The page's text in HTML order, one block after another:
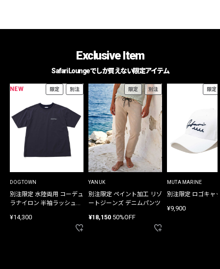
Exclusive Item
Safari Loungeでしか買えない限定アイテム
NEW 限定 別注
DOGTOWN
別注限定 水陸両用 コーデュ
ラナイロン 半袖ラッシュガ
¥14,300
限定 別注
YANUK
別注限定 ペイント加工 リゾ
ートジーンズ デニムパンツ
¥18,150 50%OFF
限定
MUTA MARINE
別注限定 ロゴキャ
¥9,900